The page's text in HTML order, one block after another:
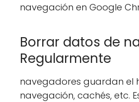
navegación en Google
Borrar datos de
Regularmente
navegadores guardan el
navegación, cachés, etc.